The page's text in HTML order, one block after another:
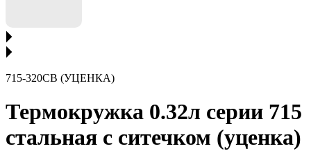
715-320CB (УЦЕНКА)
Термокружка 0.32л серии 715
стальная с ситечком (уценка)